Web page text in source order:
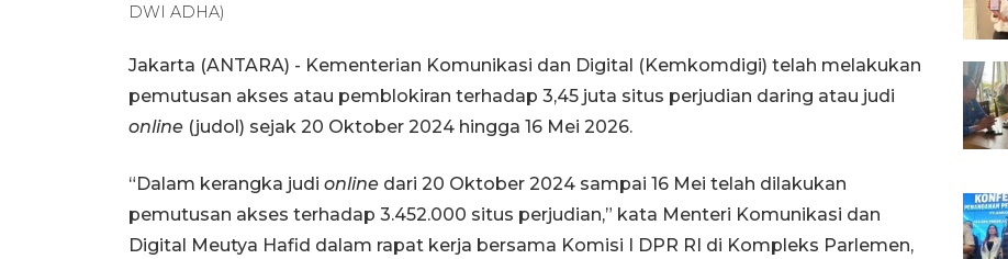
DWI ADHA)
Jakarta (ANTARA) - Kementerian Komunikasi dan Digital (Kemkomdigi) telah melakukan
pemutusan akses atau pemblokiran terhadap 3,45 juta situs perjudian daring atau judi
online (judol) sejak 20 Oktober 2024 hingga 16 Mei 2026.
“Dalam kerangka judi online dari 20 Oktober 2024 sampai 16 Mei telah dilakukan
pemutusan akses terhadap 3.452.000 situs perjudian,” kata Menteri Komunikasi dan
Digital Meutya Hafid dalam rapat kerja bersama Komisi I DPR RI di Kompleks Parlemen,